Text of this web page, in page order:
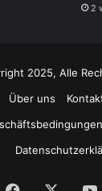
2
2025, Alle
Über uns